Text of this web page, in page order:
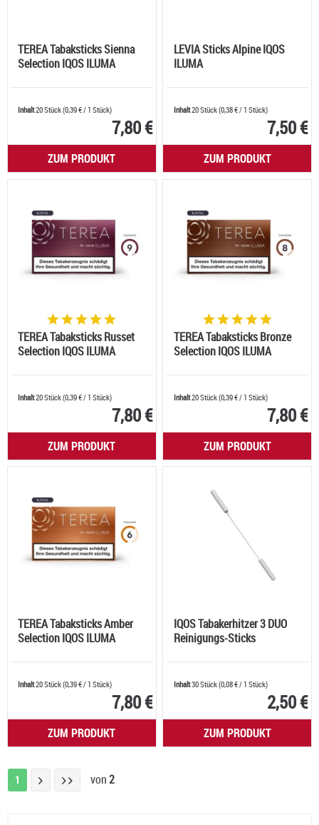
TEREA Tabaksticks Sienna
Selection IQOS ILUMA
Inhalt20 Stück(0,39 €/ 1 Stück)
7,80 €
ZUM PRODUKT
LEVIA Sticks Alpine IQOS
ILUMA
Inhalt20 Stück(0,38 €/ 1 Stück)
7,50 €
ZUM PRODUKT
TEREA Tabaksticks Russet
Selection IQOS ILUMA
Inhalt20 Stück(0,39 €/ 1 Stück)
7,80 €
ZUM PRODUKT
TEREA Tabaksticks Bronze
Selection IQOS ILUMA
Inhalt20 Stück(0,39 €/ 1 Stück)
7,80 €
ZUM PRODUKT
TEREA Tabaksticks Amber
Selection IQOS ILUMA
Inhalt20 Stück(0,39 €/ 1 Stück)
7,80 €
ZUM PRODUKT
IQOS Tabakerhitzer 3 DUO
Reinigungs-Sticks
Inhalt30 Stück(0,08 €/ 1 Stück)
2,50 €
ZUM PRODUKT
1 von2